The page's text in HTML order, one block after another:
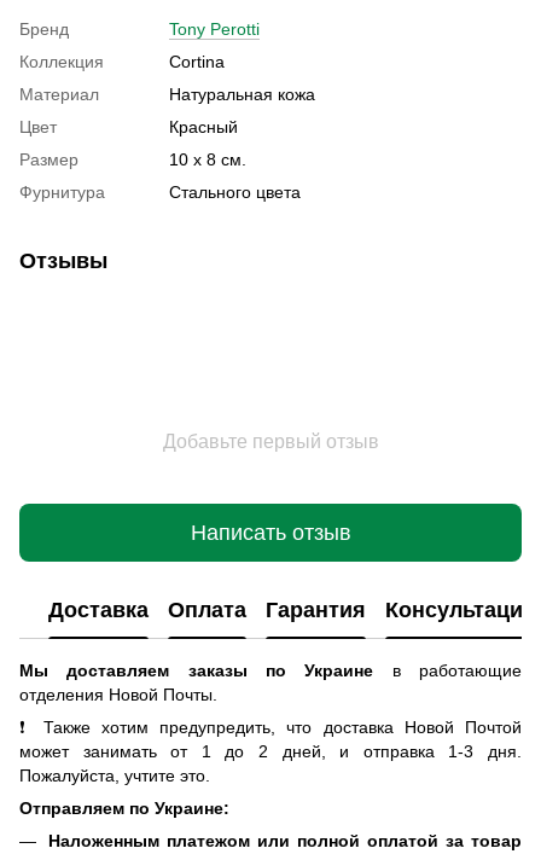
Бренд
Tony Perotti
Коллекция
Cortina
Материал
Натуральная кожа
Цвет
Красный
Размер
10 х 8 см.
Фурнитура
Стального цвета
Отзывы
Добавьте первый отзыв
Написать отзыв
Доставка Оплата Гарантия Консультация
Мы доставляем заказы по Украине
в работающие
отделения Новой Почты.
❗ Также хотим предупредить, что доставка Новой Почтой
может занимать от 1 до 2 дней, и отправка 1-3 дня.
Пожалуйста, учтите это.
Отправляем по Украине:
Наложенным платежом или полной оплатой за товар